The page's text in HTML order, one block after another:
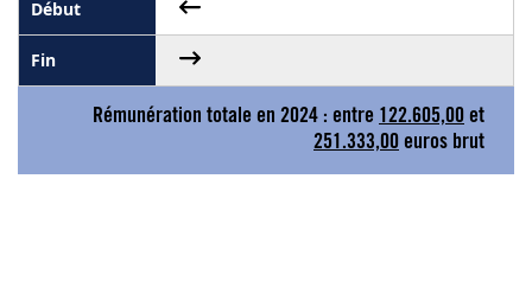
Rémunération totale en 2024 : entre 122.605,00 et
251.333,00 euros brut